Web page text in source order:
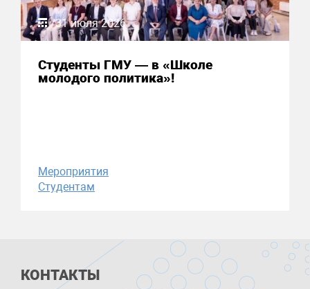
31 июля 2026
Студенты ГМУ — в «Школе
молодого политика»!
Мероприятия
Студентам
КОНТАКТЫ